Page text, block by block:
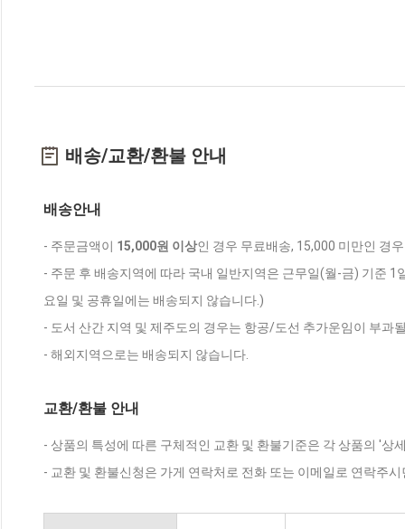
배송/교환/환불 안내
배송안내
- 주문금액이 15,000원 이상인 경우 무료배송, 15,000 미만인 경
- 주문 후 배송지역에 따라 국내 일반지역은 근무일(월-금) 기준
요일 및 공휴일에는 배송되지 않습니다.)
- 도서 산간 지역 및 제주도의 경우는 항공/도선 추가운임이 부과
- 해외지역으로는 배송되지 않습니다.
교환/환불 안내
- 상품의 특성에 따른 구체적인 교환 및 환불기준은 각 상품의 '상
- 교환 및 환불신청은 가게 연락처로 전화 또는 이메일로 연락주